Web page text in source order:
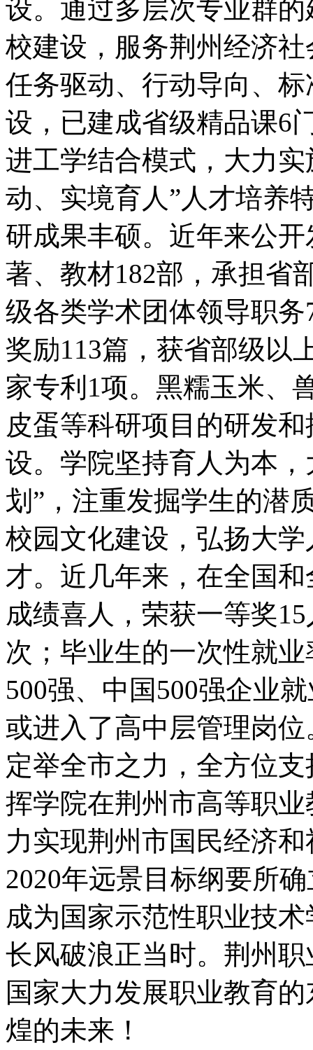
设。通过多层次专业群
校建设，服务荆州经济
任务驱动、行动导向、
设，已建成省级精品课6
进工学结合模式，大力
动、实境育人”人才培养
研成果丰硕。近年来公
著、教材182部，承担省
级各类学术团体领导职
奖励113篇，获省部级以
家专利1项。黑糯玉米、
皮蛋等科研项目的研发
设。学院坚持育人为本
划”，注重发掘学生的潜
校园文化建设，弘扬大
才。近几年来，在全国
成绩喜人，荣获一等奖
次；毕业生的一次性就
500强、中国500强企业
或进入了高中层管理岗
定举全市之力，全方位
挥学院在荆州市高等职
力实现荆州市国民经济
2020年远景目标纲要所
成为国家示范性职业技
长风破浪正当时。荆州
国家大力发展职业教育
煌的未来！